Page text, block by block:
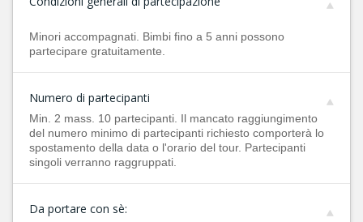
Minori accompagnati. Bimbi fino a 5 anni possono
partecipare gratuitamente.
Numero di partecipanti
Min. 2 mass. 10 partecipanti. Il mancato raggiungimento
del numero minimo di partecipanti richiesto comporterà lo
spostamento della data o l'orario del tour. Partecipanti
singoli verranno raggruppati.
Da portare con sè: